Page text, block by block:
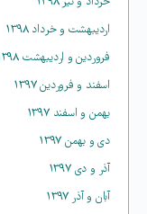
اردیبهشت و خرداد ۱۳۹۸
فروردین و اردیبهشت ۱۳۹۸
اسفند و فروردین ۱۳۹۷
بهمن و اسفند ۱۳۹۷
دی و بهمن ۱۳۹۷
آذر و دی ۱۳۹۷
آبان و آذر ۱۳۹۷